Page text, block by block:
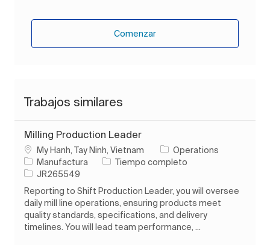
Comenzar
Trabajos similares
Milling Production Leader
Ubicación
My Hanh, Tay Ninh, Vietnam
Operations
Categoría
Manufactura Tipo de trabajo
Tiempo completo
ID de trabajo
JR265549
Reporting to Shift Production Leader, you will oversee
daily mill line operations, ensuring products meet
quality standards, specifications, and delivery
timelines. You will lead team performance, ...